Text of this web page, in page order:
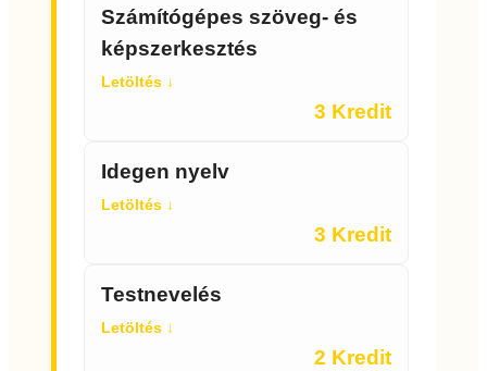
Számítógépes szöveg- és
képszerkesztés
Letöltés ↓
3 Kredit
Idegen nyelv
Letöltés ↓
3 Kredit
Testnevelés
Letöltés ↓
2 Kredit